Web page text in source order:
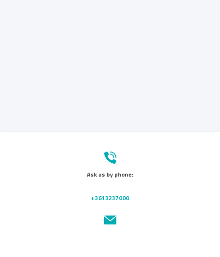
Ask us by phone:
+3613237000